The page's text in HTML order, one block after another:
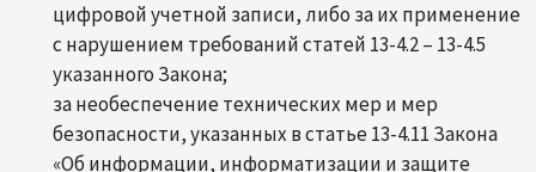
цифровой учетной записи, либо за их применение
с нарушением требований статей 13-4.2 – 13-4.5
указанного Закона;
за необеспечение технических мер и мер
безопасности, указанных в статье 13-4.11 Закона
«Об информации, информатизации и защите